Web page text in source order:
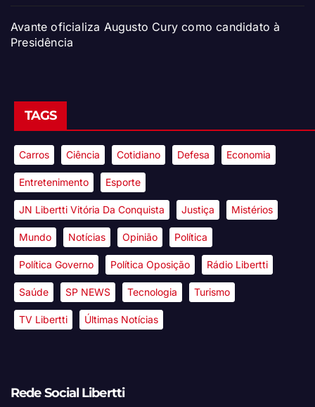
Avante oficializa Augusto Cury como candidato à
Presidência
TAGS
Carros Ciência Cotidiano Defesa Economia
Entretenimento Esporte
JN Libertti Vitória Da Conquista Justiça Mistérios
Mundo Notícias Opinião Política
Política Governo Política Oposição Rádio Libertti
Saúde SP NEWS Tecnologia Turismo
TV Libertti Últimas Notícias
Rede Social Libertti